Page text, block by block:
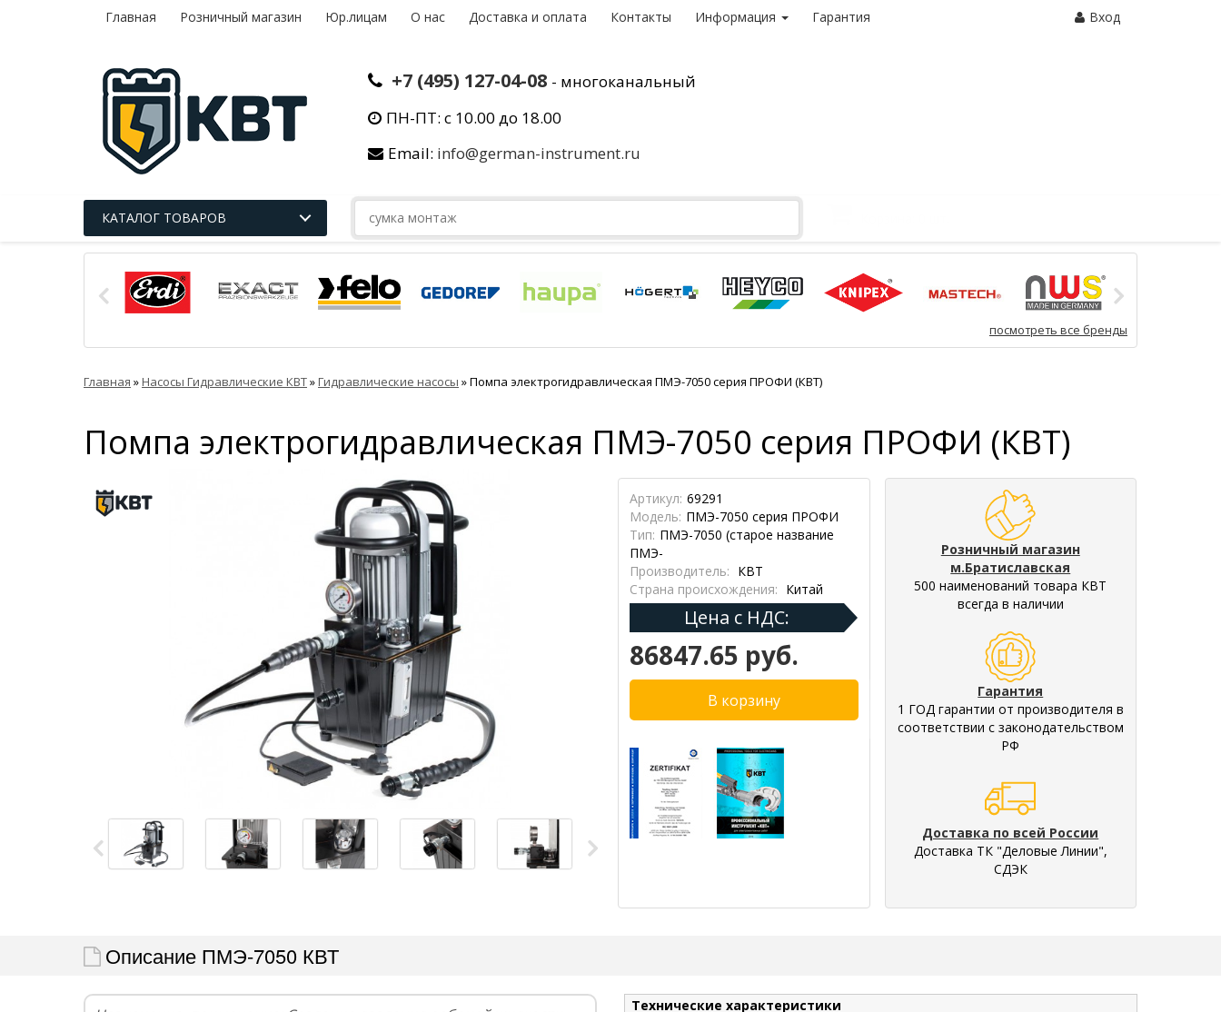
Главная Розничный магазин Юр.лицам О нас Доставка и оплата Контакты Информация Гарантия Вход
+7 (495) 127-04-08 - многоканальный
ПН-ПТ: с 10.00 до 18.00
Email: info@german-instrument.ru
КАТАЛОГ ТОВАРОВ
посмотреть все бренды
Главная »Насосы Гидравлические КВТ»Гидравлические насосы »Помпа электрогидравлическая ПМЭ-7050 серия ПРОФИ (КВТ)
Помпа электрогидравлическая ПМЭ-7050 серия ПРОФИ (КВТ)
Артикул: 69291
Модель: ПМЭ-7050 серия ПРОФИ
Тип: ПМЭ-7050 (старое название
ПМЭ-
Производитель: КВТ
Страна происхождения: Китай
Цена с НДС:
86847.65 руб.
Розничный магазин
м.Братиславская
500 наименований товара КВТ
всегда в наличии
Гарантия
1 ГОД гарантии от производителя в
соответствии с законодательством
РФ
Доставка по всей России
Доставка ТК "Деловые Линии",
СДЭК
Описание ПМЭ-7050 КВТ
Технические характеристики